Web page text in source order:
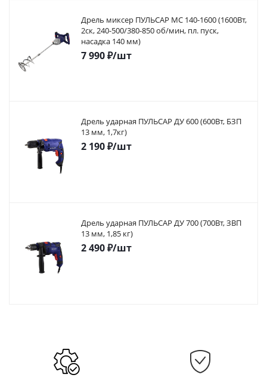
Дрель миксер ПУЛЬСАР МС 140-1600 (1600Вт,
2ск, 240-500/380-850 об/мин, пл. пуск,
насадка 140 мм)
7 990₽/шт
Дрель ударная ПУЛЬСАР ДУ 600 (600Вт, БЗП
13 мм, 1,7кг)
2 190₽/шт
Дрель ударная ПУЛЬСАР ДУ 700 (700Вт, ЗВП
13 мм, 1,85 кг)
2 490₽/шт